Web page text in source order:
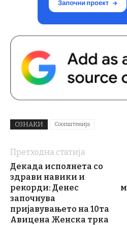
ОЗНАКИ Соопштенија
Претходна статија
Декада исполнета со
здрави навики и
рекорди: Денес
започнува
пријавувањето на 10та
Авицена Женска трка